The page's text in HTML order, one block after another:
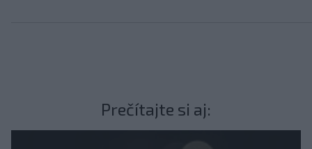
Prečítajte si aj: